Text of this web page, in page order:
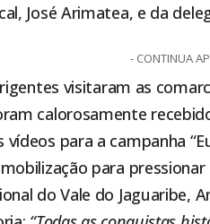
José Arimatea, e da
- CONTINUA
visitaram as
calorosamente
para a campanha
para pressionar
do Vale do Jaguaribe,